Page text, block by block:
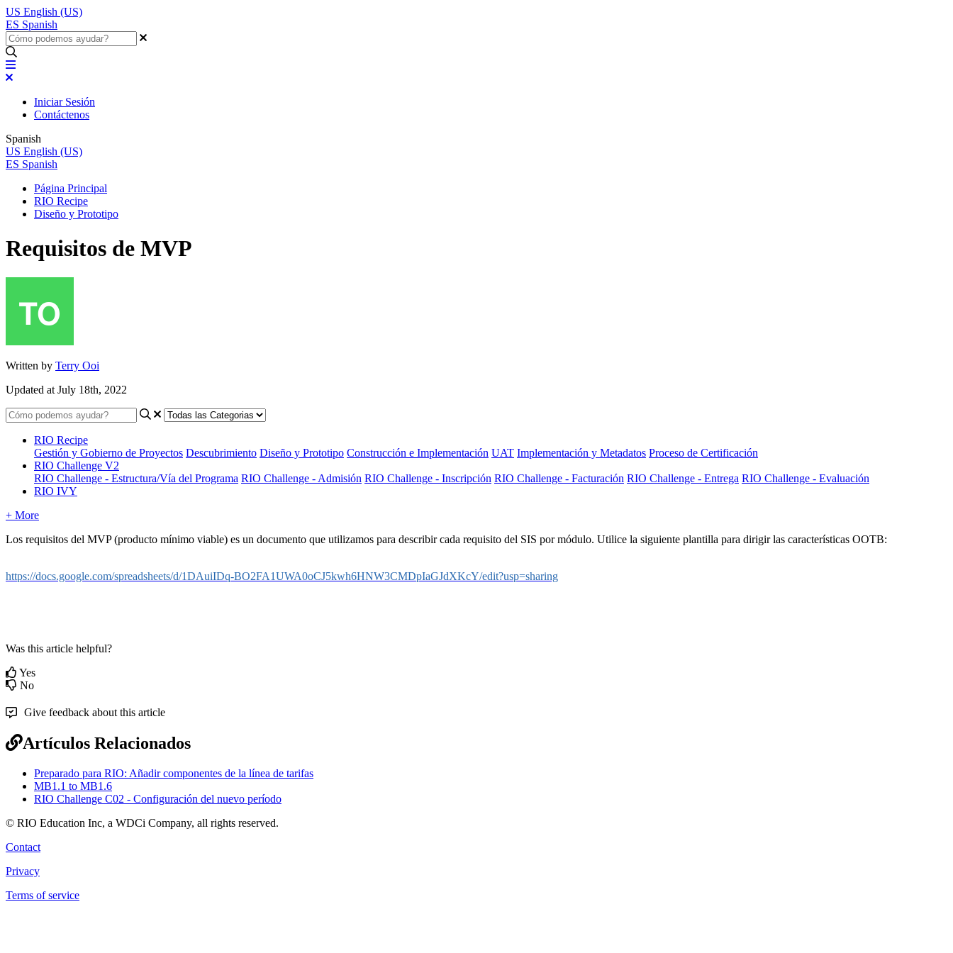
US English (US)
ES Spanish
Iniciar Sesión
Contáctenos
Spanish
US English (US)
ES Spanish
Página Principal
RIO Recipe
Diseño y Prototipo
Requisitos de MVP
Written by Terry Ooi
Updated at July 18th, 2022
RIO Recipe
Gestión y Gobierno de Proyectos Descubrimiento Diseño y Prototipo Construcción e Implementación UAT Implementación y Metadatos Proceso de Certificación
RIO Challenge V2
RIO Challenge - Estructura/Vía del Programa RIO Challenge - Admisión RIO Challenge - Inscripción RIO Challenge - Facturación RIO Challenge - Entrega RIO Challenge - Evaluación
RIO IVY
+ More
Los requisitos del MVP (producto mínimo viable) es un documento que utilizamos para describir cada requisito del SIS por módulo. Utilice la siguiente plantilla para dirigir las características OOTB:
https://docs.google.com/spreadsheets/d/1DAuiIDq-BO2FA1UWA0oCJ5kwh6HNW3CMDpIaGJdXKcY/edit?usp=sharing
Was this article helpful?
Yes
No
Give feedback about this article
Artículos Relacionados
Preparado para RIO: Añadir componentes de la línea de tarifas
MB1.1 to MB1.6
RIO Challenge C02 - Configuración del nuevo período
© RIO Education Inc, a WDCi Company, all rights reserved.
Contact
Privacy
Terms of service